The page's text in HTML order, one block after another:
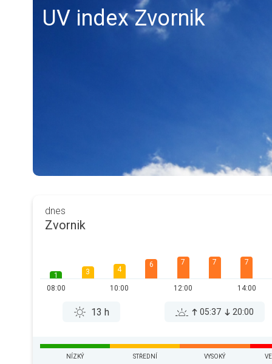
UV index Zvornik
dnes
Zvornik
1
08:00
3 4
10:00
6 7
12:00
7 7
14:00
13 h 05:37 20:00
NÍZKÝ STŘEDNÍ VYSOKÝ